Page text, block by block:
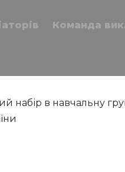
Команда